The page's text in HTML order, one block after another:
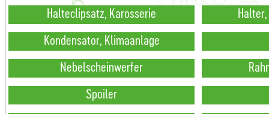
Halteclipsatz, Karosserie
Kondensator, Klimaanlage
Nebelscheinwerfer
Spoiler